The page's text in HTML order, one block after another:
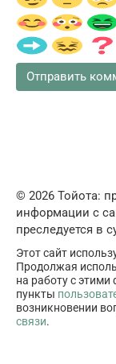
© 2026 Тойота:
информации с
преследуется в
Этот сайт
Продолжая
на работу с
пункты
возникновении
связи.